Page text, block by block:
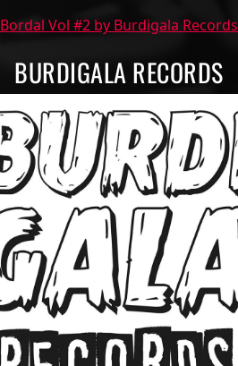
Bordal Vol #2 by Burdigala Records
BURDIGALA RECORDS